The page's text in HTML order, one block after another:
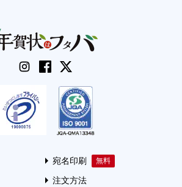
宛名印刷
注文方法